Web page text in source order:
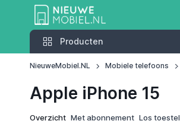
Producten
Producten
NieuweMobiel.NL Mobiele telefoons
Apple iPhone 15
Overzicht Met abonnement Los toestel